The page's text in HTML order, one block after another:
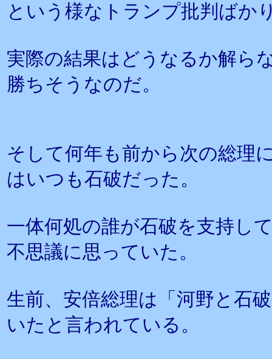
という様なトランプ批判ばか
実際の結果はどうなるか解ら
勝ちそうなのだ。
そして何年も前から次の総理
はいつも石破だった。
一体何処の誰が石破を支持し
不思議に思っていた。
生前、安倍総理は「河野と石
いたと言われている。